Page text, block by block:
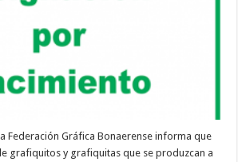
Federación Gráfica Bonaerense informa que
grafiquitos y grafiquitas que se produzcan a